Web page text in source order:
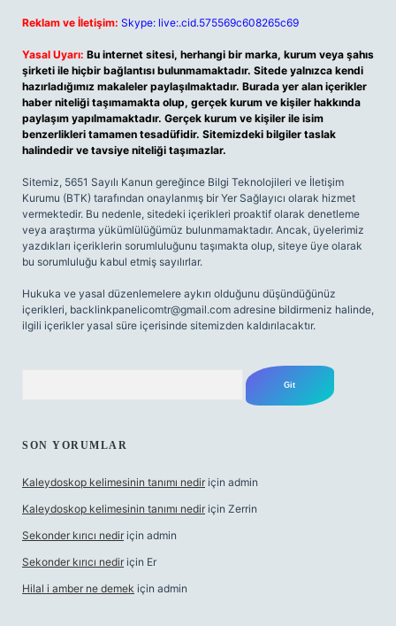
Reklam ve İletişim: Skype: live:.cid.575569c608265c69
Yasal Uyarı: Bu internet sitesi, herhangi bir marka, kurum veya şahıs
şirketi ile hiçbir bağlantısı bulunmamaktadır. Sitede yalnızca kendi
hazırladığımız makaleler paylaşılmaktadır. Burada yer alan içerikler
haber niteliği taşımamakta olup, gerçek kurum ve kişiler hakkında
paylaşım yapılmamaktadır. Gerçek kurum ve kişiler ile isim
benzerlikleri tamamen tesadüfidir. Sitemizdeki bilgiler taslak
halindedir ve tavsiye niteliği taşımazlar.
Sitemiz, 5651 Sayılı Kanun gereğince Bilgi Teknolojileri ve İletişim
Kurumu (BTK) tarafından onaylanmış bir Yer Sağlayıcı olarak hizmet
vermektedir. Bu nedenle, sitedeki içerikleri proaktif olarak denetleme
veya araştırma yükümlülüğümüz bulunmamaktadır. Ancak, üyelerimiz
yazdıkları içeriklerin sorumluluğunu taşımakta olup, siteye üye olarak
bu sorumluluğu kabul etmiş sayılırlar.
Hukuka ve yasal düzenlemelere aykırı olduğunu düşündüğünüz
içerikleri, backlinkpanelicomtr@gmail.com adresine bildirmeniz halinde,
ilgili içerikler yasal süre içerisinde sitemizden kaldırılacaktır.
SON YORUMLAR
Kaleydoskop kelimesinin tanımı nedir için admin
Kaleydoskop kelimesinin tanımı nedir için Zerrin
Sekonder kırıcı nedir için admin
Sekonder kırıcı nedir için Er
Hilal i amber ne demek için admin